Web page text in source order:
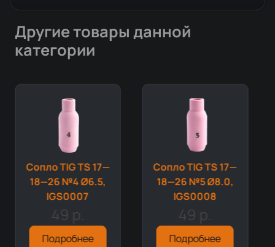
Другие товары данной
категории
Сопло TIG TS 17—
18—26 №4 Ø6.5,
IGS0007
49 р.
Подробнее
Сопло TIG TS 17—
18—26 №5 Ø8.0,
IGS0008
49 р.
Подробнее